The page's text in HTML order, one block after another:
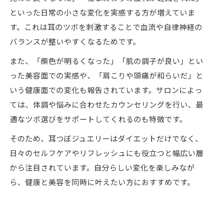
といった日常の小さな変化を実感する方が増えていま
す。これは耳のツボを刺激することで血流や自律神経の
バランスが整いやすくなるためです。
また、「顔色が明るくなった」「肌の調子が良い」とい
った美容面での実感や、「肩こりや頭痛が和らいだ」と
いう健康面での変化も報告されています。サロンによっ
ては、体調や悩みに合わせたカウンセリングを行い、最
適なツボ選びをサポートしてくれるのも特徴です。
そのため、耳つぼジュエリーはダイエットだけでなく、
日々のセルフケアやリフレッシュにも役立つと幅広い層
から注目されています。自分らしい変化を楽しみなが
ら、健康と美容を同時に叶えたい方におすすめです。